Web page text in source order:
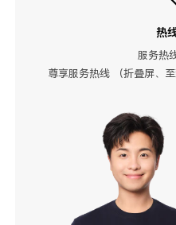
热
服务热
尊享服务热线 （折叠屏、至